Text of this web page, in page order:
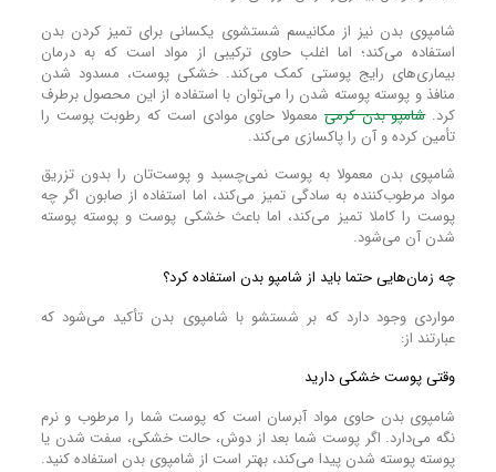
شامپوی بدن نیز از مکانیسم شستشوی یکسانی برای تمیز کردن بدن
استفاده می‌کند؛ اما اغلب حاوی ترکیبی از مواد است که به درمان
بیماری‌های رایج پوستی کمک می‌کند. خشکی پوست، مسدود شدن
منافذ و پوسته پوسته شدن را می‌توان با استفاده از این محصول برطرف
کرد.شامپو بدن کرمی معمولا حاوی موادی است که رطوبت پوست را
تأمین کرده و آن را پاکسازی می‌کند.
شامپوی بدن معمولا به پوست نمی‌چسبد و پوست‌تان را بدون تزریق
مواد مرطوب‌کننده به سادگی تمیز می‌کند، اما استفاده از صابون اگر چه
پوست را کاملا تمیز می‌کند، اما باعث خشکی پوست و پوسته پوسته
شدن آن می‌شود.
چه زمان‌هایی حتما باید از شامپو بدن استفاده کرد؟
مواردی وجود دارد که بر شستشو با شامپوی بدن تأکید می‌شود که
عبارتند از:
وقتی پوست خشکی دارید
شامپوی بدن حاوی مواد آبرسان است که پوست شما را مرطوب و نرم
نگه می‌دارد. اگر پوست شما بعد از دوش، حالت خشکی، سفت شدن یا
پوسته پوسته شدن پیدا می‌کند، بهتر است از شامپوی بدن استفاده کنید.